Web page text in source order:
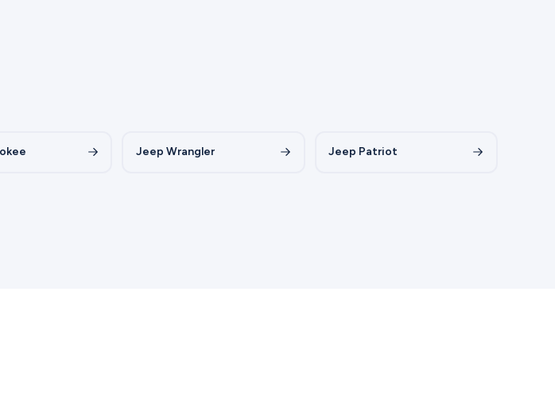
Jeep Wrangler Jeep Patriot